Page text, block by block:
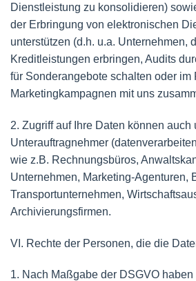
Dienstleistung zu konsolidieren)
der Erbringung von elektronischen
unterstützen (d.h. u.a. Unternehmen,
Kreditleistungen erbringen, Audits
für Sonderangebote schalten oder im
Marketingkampagnen mit uns
2. Zugriff auf Ihre Daten können auch
Unterauftragnehmer
wie z.B. Rechnungsbüros,
Unternehmen, Marketing-Agenturen,
Transportunternehmen,
Archivierungsfirmen.
VI. Rechte der Personen, die die
1. Nach Maßgabe der DSGVO